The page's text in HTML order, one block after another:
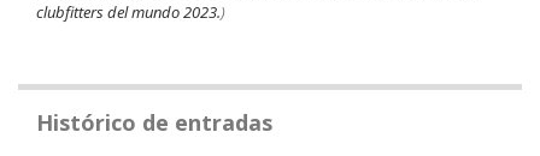
clubfitters del mundo 2023.)
Histórico de entradas